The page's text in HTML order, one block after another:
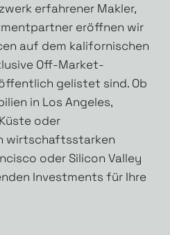
erfahrener Makler,
eröffnen wir
auf dem kalifornischen
Off-Market-
gelistet sind. Ob
in Los Angeles,
oder
wirtschaftsstarken
oder Silicon Valley
Investments für Ihre